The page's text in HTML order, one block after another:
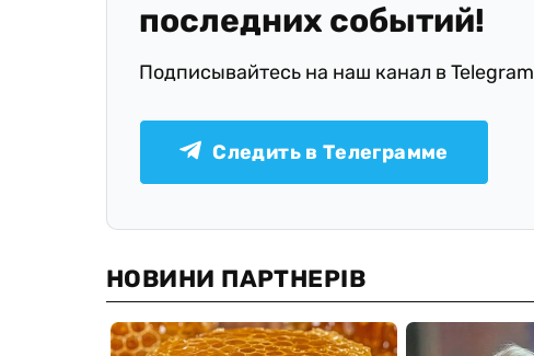
последних событий!
Подписывайтесь на наш канал в Telegram
Следить в Телеграмме